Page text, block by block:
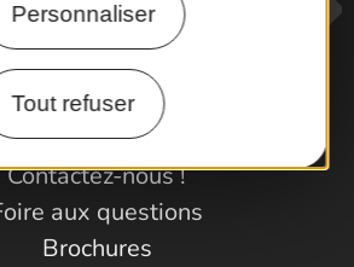
Personnaliser
Tout refuser
Contactez-nous !
aux questions
Brochures